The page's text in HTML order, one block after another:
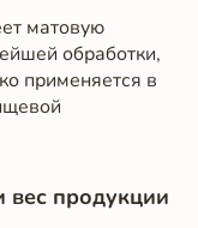
матовую
обработки,
применяется в
вес продукции